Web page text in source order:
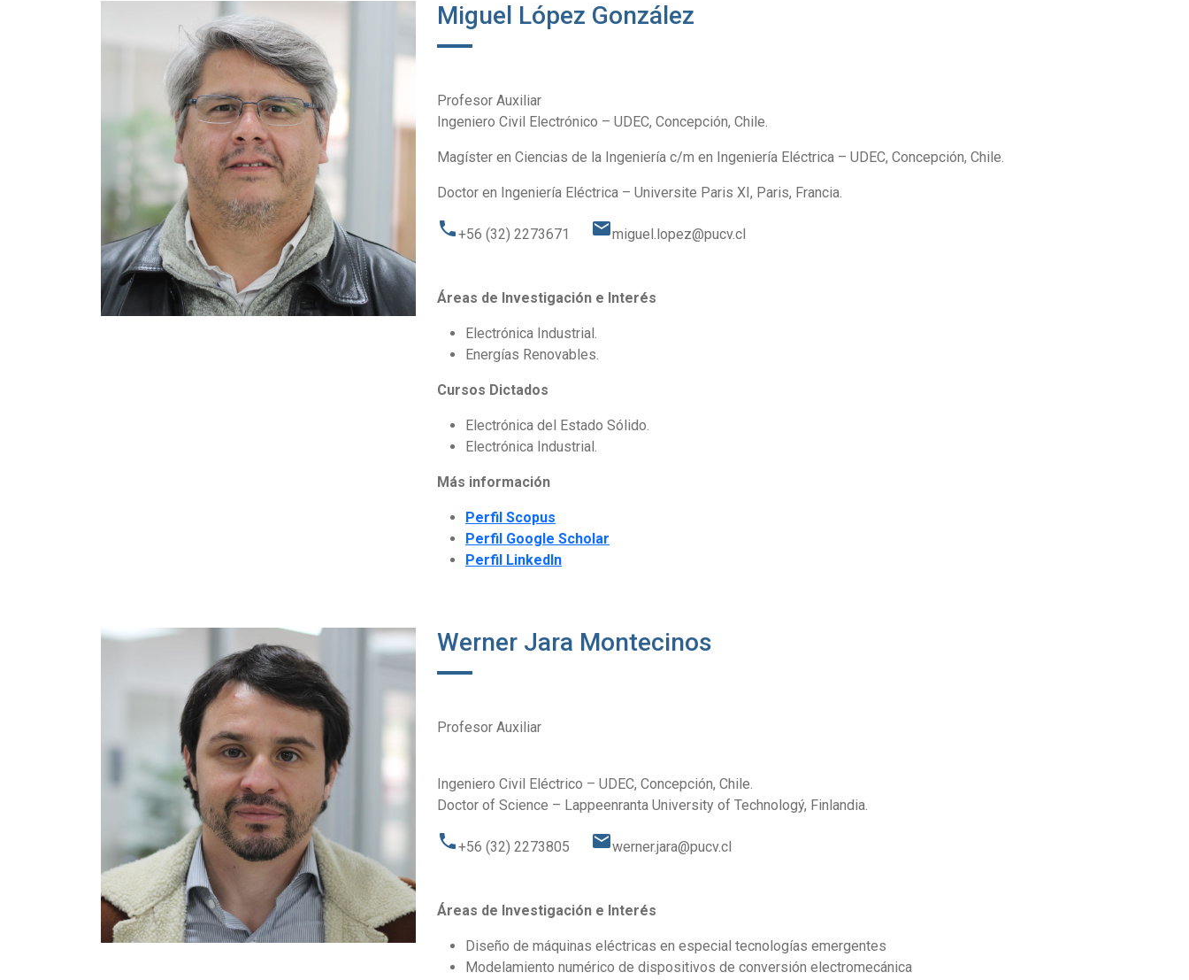
Miguel López González
Profesor Auxiliar
Ingeniero Civil Electrónico – UDEC, Concepción, Chile.
Magíster en Ciencias de la Ingeniería c/m en Ingeniería Eléctrica – UDEC, Concepción, Chile.
Doctor en Ingeniería Eléctrica – Universite Paris XI, Paris, Francia.
phone+56 (32) 2273671 emailmiguel.lopez@pucv.cl
Áreas de Investigación e Interés
Electrónica Industrial.
Energías Renovables.
Cursos Dictados
Electrónica del Estado Sólido.
Electrónica Industrial.
Más información
Perfil Scopus
Perfil Google Scholar
Perfil LinkedIn
Werner Jara Montecinos
Profesor Auxiliar
Ingeniero Civil Eléctrico – UDEC, Concepción, Chile.
Doctor of Science – Lappeenranta University of Technologý, Finlandia.
phone+56 (32) 2273805 emailwerner.jara@pucv.cl
Áreas de Investigación e Interés
Diseño de máquinas eléctricas en especial tecnologías emergentes
Modelamiento numérico de dispositivos de conversión electromecánica